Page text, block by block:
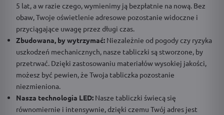
5 lat, a w razie czego, wymienimy ją bezpłatnie na nową. Bez
obaw, Twoje oświetlenie adresowe pozostanie widoczne i
przyciągające uwagę przez długi czas.
Zbudowana, by wytrzymać: Niezależnie od pogody czy ryzyka
uszkodzeń mechanicznych, nasze tabliczki są stworzone, by
przetrwać. Dzięki zastosowaniu materiałów wysokiej jakości,
możesz być pewien, że Twoja tabliczka pozostanie
niezmieniona.
Nasza technologia LED: Nasze tabliczki świecą się
równomiernie i intensywnie, dzięki czemu Twój adres jest